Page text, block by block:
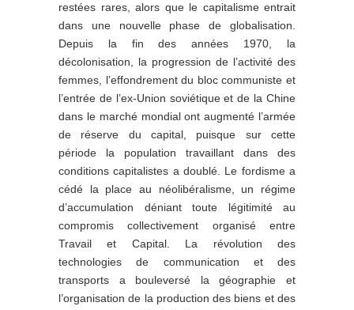
restées rares, alors que le capitalisme entrait
dans une nouvelle phase de globalisation.
Depuis la fin des années 1970, la
décolonisation, la progression de l’activité des
femmes, l’effondrement du bloc communiste et
l’entrée de l’ex-Union soviétique et de la Chine
dans le marché mondial ont augmenté l’armée
de réserve du capital, puisque sur cette
période la population travaillant dans des
conditions capitalistes a doublé. Le fordisme a
cédé la place au néolibéralisme, un régime
d’accumulation déniant toute légitimité au
compromis collectivement organisé entre
Travail et Capital. La révolution des
technologies de communication et des
transports a bouleversé la géographie et
l’organisation de la production des biens et des